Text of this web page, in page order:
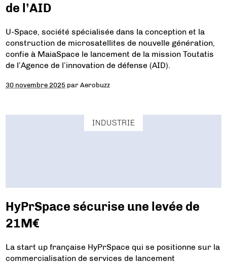
de l’AID
U-Space, société spécialisée dans la conception et la
construction de microsatellites de nouvelle génération,
confie à MaiaSpace le lancement de la mission Toutatis
de l’Agence de l’innovation de défense (AID).
30 novembre 2025 parAerobuzz
INDUSTRIE
HyPrSpace sécurise une levée de
21M€
La start up française HyPrSpace qui se positionne sur la
commercialisation de services de lancement